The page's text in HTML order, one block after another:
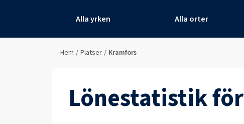
Alla yrken Alla orter
Hem / Platser / Kramfors
Lönestatistik för